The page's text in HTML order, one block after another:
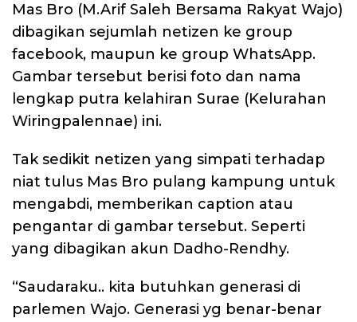
Mas Bro (M.Arif Saleh Bersama Rakyat Wajo)
dibagikan sejumlah netizen ke group
facebook, maupun ke group WhatsApp.
Gambar tersebut berisi foto dan nama
lengkap putra kelahiran Surae (Kelurahan
Wiringpalennae) ini.
Tak sedikit netizen yang simpati terhadap
niat tulus Mas Bro pulang kampung untuk
mengabdi, memberikan caption atau
pengantar di gambar tersebut. Seperti
yang dibagikan akun Dadho-Rendhy.
“Saudaraku.. kita butuhkan generasi di
parlemen Wajo. Generasi yg benar-benar